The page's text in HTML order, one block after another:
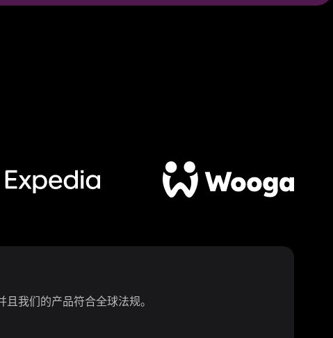
我们的产品符合全球法规。